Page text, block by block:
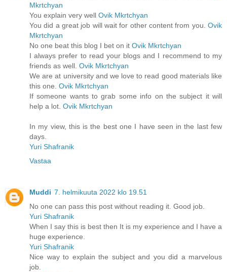
Mkrtchyan
You explain very well Ovik Mkrtchyan
You did a great job will wait for other content from you. Ovik
Mkrtchyan
No one beat this blog I bet on it Ovik Mkrtchyan
I always prefer to read your blogs and I recommend to my
friends as well. Ovik Mkrtchyan
We are at university and we love to read good materials like
this one. Ovik Mkrtchyan
If someone wants to grab some info on the subject it will
help a lot. Ovik Mkrtchyan
In my view, this is the best one I have seen in the last few
days.
Yuri Shafranik
Vastaa
Muddi 7. helmikuuta 2022 klo 19.51
No one can pass this post without reading it. Good job.
Yuri Shafranik
When I say this is best then It is my experience and I have a
huge experience.
Yuri Shafranik
Nice way to explain the subject and you did a marvelous
job.